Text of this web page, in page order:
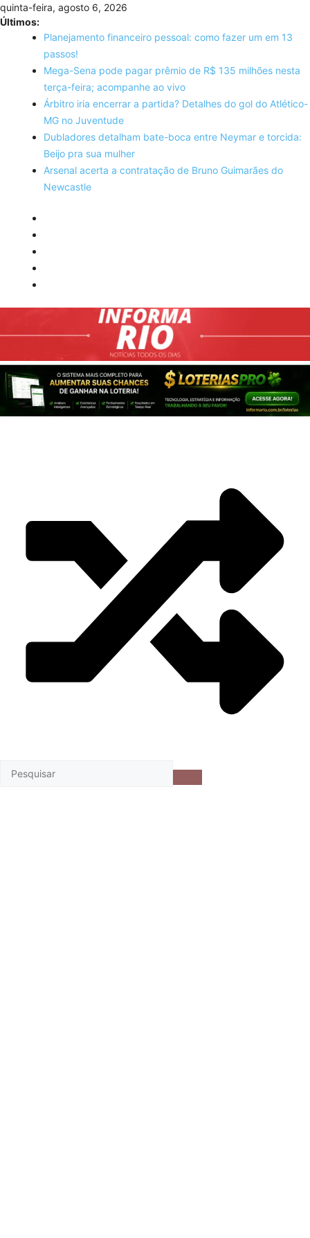
Skip
to
content
quinta-feira, agosto 6, 2026
Últimos:
Planejamento financeiro pessoal: como fazer um em 13
passos!
Mega-Sena pode pagar prêmio de R$ 135 milhões nesta
terça-feira; acompanhe ao vivo
Árbitro iria encerrar a partida? Detalhes do gol do Atlético-
MG no Juventude
Dubladores detalham bate-boca entre Neymar e torcida:
Beijo pra sua mulher
Arsenal acerta a contratação de Bruno Guimarães do
Newcastle